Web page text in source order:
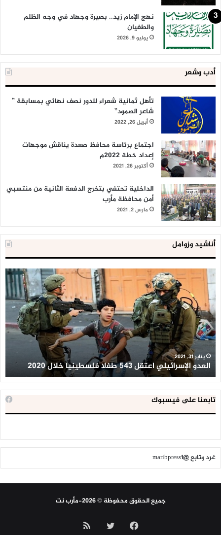
نهج الإمام زيد.. بصيرة وجهاد في وجه الظلم
والطغيان
يوليو 9, 2026
أدب وشعر
تأهل ثمانية شعراء للدور نصف نهائي بمسابقة ”
شاعر الصمود”
أبريل 26, 2022
اجتماع برئاسة محافظ صعدة يناقش موجهات
إعداد خطة 2022م
أكتوبر 26, 2021
الداخلية تحتفي بتخرج الدفعة الثانية من منتسبي
أمن محافظة مأرب
مارس 2, 2021
أناشيد وزوامل
العدو
الإسرائيلي
اعتقل
543
طفلا
فلسطينيا
خلال
2020
يناير 31, 2021
العدو الإسرائيلي اعتقل 543 طفلا فلسطينيا خلال 2020
تابعنا على فيسبوك
غرد وتابع @maribpress1
جميع الحقوق محفوظة © 2026-مأرب نت
فيسبوك تويتر ملخص